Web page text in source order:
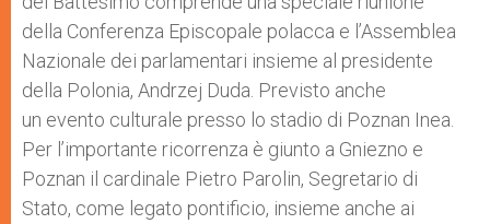
della Conferenza Episcopale polacca e l’Assemblea
Nazionale dei parlamentari insieme al presidente
della Polonia, Andrzej Duda. Previsto anche
un evento culturale presso lo stadio di Poznan Inea.
Per l’importante ricorrenza è giunto a Gniezno e
Poznan il cardinale Pietro Parolin, Segretario di
Stato, come legato pontificio, insieme anche ai